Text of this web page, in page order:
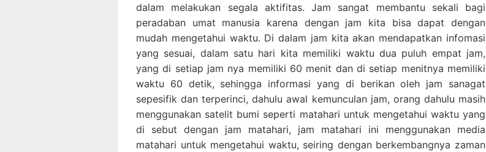
dalam melakukan segala aktifitas. Jam sangat membantu sekali bagi
peradaban umat manusia karena dengan jam kita bisa dapat dengan
mudah mengetahui waktu. Di dalam jam kita akan mendapatkan infomasi
yang sesuai, dalam satu hari kita memiliki waktu dua puluh empat jam,
yang di setiap jam nya memiliki 60 menit dan di setiap menitnya memiliki
waktu 60 detik, sehingga informasi yang di berikan oleh jam sanagat
sepesifik dan terperinci, dahulu awal kemunculan jam, orang dahulu masih
menggunakan satelit bumi seperti matahari untuk mengetahui waktu yang
di sebut dengan jam matahari, jam matahari ini menggunakan media
matahari untuk mengetahui waktu, seiring dengan berkembangnya zaman